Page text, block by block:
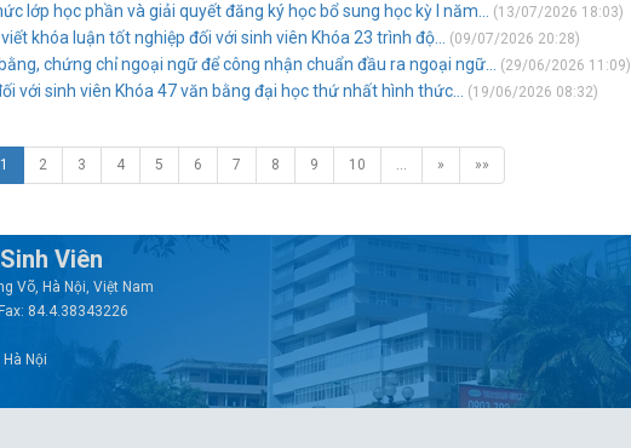
lớp học phần và giải quyết đăng ký học bổ sung học kỳ I năm... (13/07/2026 18:03)
khóa luận tốt nghiệp đối với sinh viên Khóa 23 trình độ... (09/07/2026 20:28)
chứng chỉ ngoại ngữ để công nhận chuẩn đầu ra ngoại ngữ... (29/06/2026 11:09)
với sinh viên Khóa 47 văn bằng đại học thứ nhất hình thức... (19/06/2026 08:32)
1 2 3 4 5 6 7 8 9 10 … » »»
Viên
Võ, Hà Nội, Việt Nam
84.4.38343226
Nội